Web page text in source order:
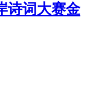
诗词大赛金